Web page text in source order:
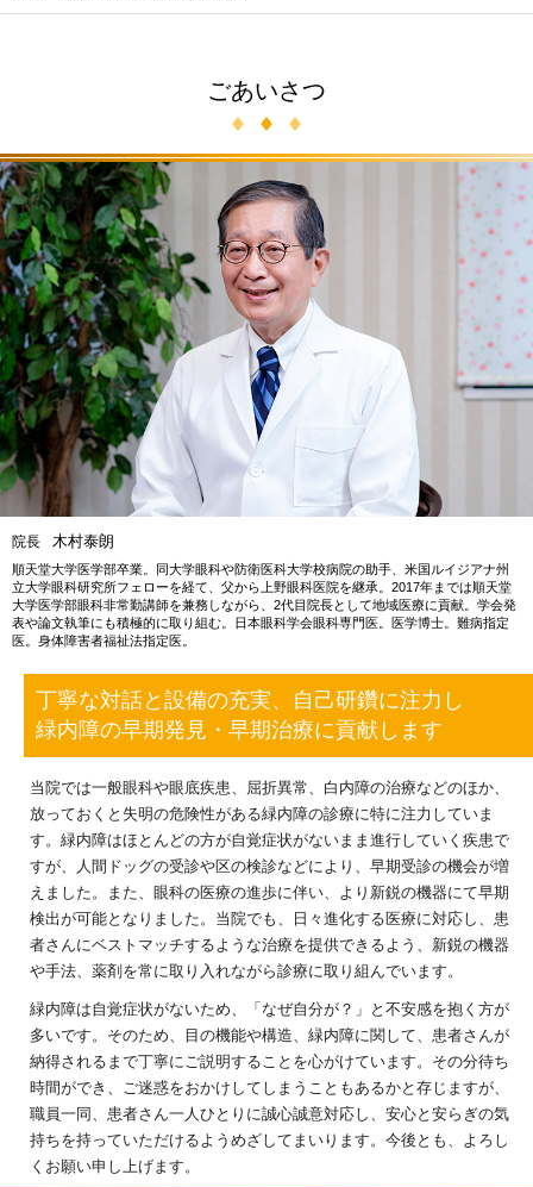
ごあいさつ
院長 木村泰朗
順天堂大学医学部卒業。同大学眼科や防衛医科大学校病院の助手、米国ルイジアナ州
立大学眼科研究所フェローを経て、父から上野眼科医院を継承。2017年までは順天堂
大学医学部眼科非常勤講師を兼務しながら、2代目院長として地域医療に貢献。学会発
表や論文執筆にも積極的に取り組む。日本眼科学会眼科専門医。医学博士。難病指定
医。身体障害者福祉法指定医。
丁寧な対話と設備の充実、自己研鑽に注力し
緑内障の早期発見・早期治療に貢献します
当院では一般眼科や眼底疾患、屈折異常、白内障の治療などのほか、
放っておくと失明の危険性がある緑内障の診療に特に注力していま
す。緑内障はほとんどの方が自覚症状がないまま進行していく疾患で
すが、人間ドッグの受診や区の検診などにより、早期受診の機会が増
えました。また、眼科の医療の進歩に伴い、より新鋭の機器にて早期
検出が可能となりました。当院でも、日々進化する医療に対応し、患
者さんにベストマッチするような治療を提供できるよう、新鋭の機器
や手法、薬剤を常に取り入れながら診療に取り組んでいます。
緑内障は自覚症状がないため、「なぜ自分が？」と不安感を抱く方が
多いです。そのため、目の機能や構造、緑内障に関して、患者さんが
納得されるまで丁寧にご説明することを心がけています。その分待ち
時間ができ、ご迷惑をおかけしてしまうこともあるかと存じますが、
職員一同、患者さん一人ひとりに誠心誠意対応し、安心と安らぎの気
持ちを持っていただけるようめざしてまいります。今後とも、よろし
くお願い申し上げます。